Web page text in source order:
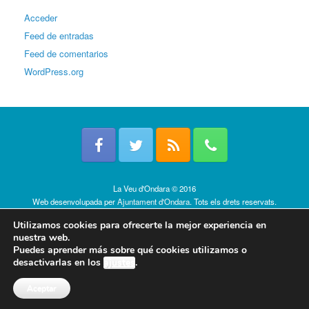
Acceder
Feed de entradas
Feed de comentarios
WordPress.org
La Veu d'Ondara © 2016
Web desenvolupada perAjuntament d'Ondara. Tots els drets reservats.
Utilizamos cookies para ofrecerte la mejor experiencia en
nuestra web.
Puedes aprender más sobre qué cookies utilizamos o
desactivarlas en los ajustes.